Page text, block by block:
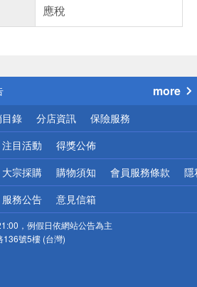
應稅
送
請小心！
more
錄 分店資訊 保險服務
注目活動 得獎公佈
大宗採購 購物須知 會員服務條款 隱
服務公告 意見信箱
，例假日依網站公告為主
136號5樓 (台灣)